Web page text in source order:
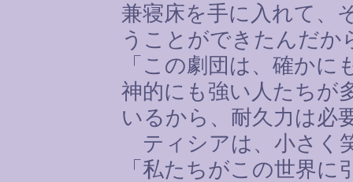
兼寝床を手に入れて、
うことができたんだか
「この劇団は、確か
神的にも強い人たちが
いるから、耐久力は必
ティシアは、小さく
「私たちがこの世界